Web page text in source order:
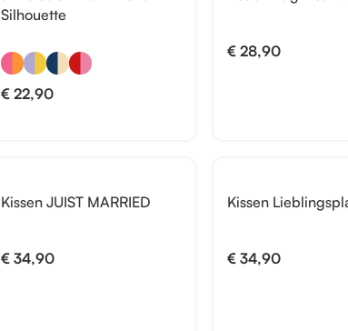
Silhouette
€22,90
€ 28,90
Kissen JUIST MARRIED
€34,90
Kissen
€ 34,90